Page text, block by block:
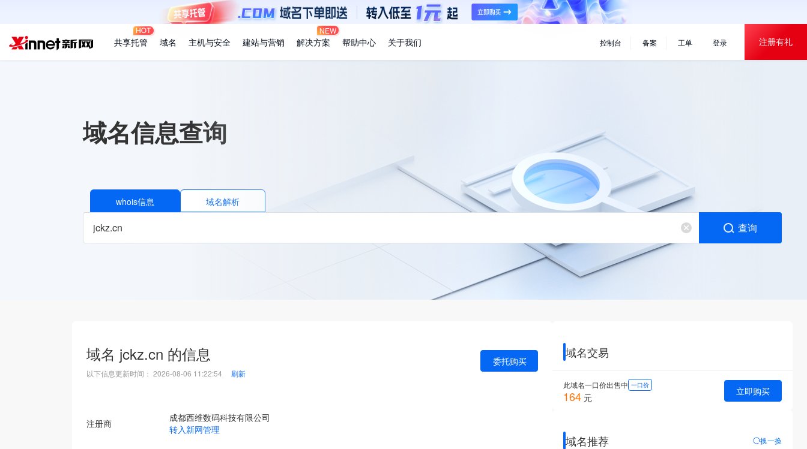
×
共享托管 域名 主机与安全 建站与营销 解决方案
NEW
帮助中心 关于我们 控制台 备案 工单 登录 注册有礼
域名信息查询
whois信息 域名解析
查询
域名 jckz.cn 的信息
以下信息更新时间： 2026-08-06 11:22:54 刷新
委托购买
注册商
成都西维数码科技有限公司
转入新网管理
域名交易
此域名一口价出售中 一口价
164 元
立即购买
域名推荐 换一换